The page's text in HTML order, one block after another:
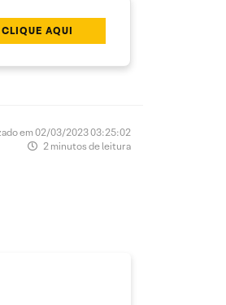
CLIQUE AQUI
em 02/03/2023 03:25:02
2 minutos de leitura